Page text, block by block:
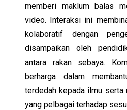
memberi maklum balas
video. Interaksi ini
kolaboratif dengan
disampaikan oleh
antara rakan sebaya.
berharga dalam
terdedah kepada ilmu
yang pelbagai terhadap